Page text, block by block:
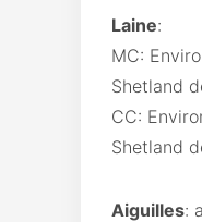
Laine:
MC:
Shetland
CC:
Shetland
Aiguilles: